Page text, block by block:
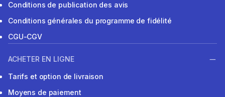
Conditions de publication des avis
Conditions générales du programme de fidélité
CGU-CGV
ACHETER EN LIGNE
Tarifs et option de livraison
Moyens de paiement